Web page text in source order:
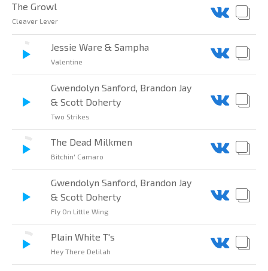
The Growl
Cleaver Lever
Jessie Ware & Sampha
Valentine
Gwendolyn Sanford, Brandon Jay
& Scott Doherty
Two Strikes
The Dead Milkmen
Bitchin' Camaro
Gwendolyn Sanford, Brandon Jay
& Scott Doherty
Fly On Little Wing
Plain White T's
Hey There Delilah